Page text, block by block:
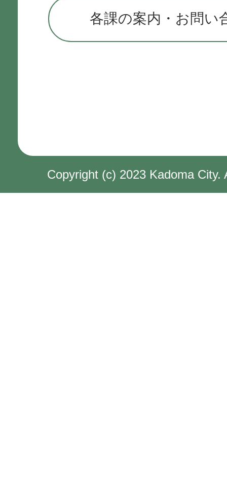
各課の案内・お問い
Copyright (c) 2023 Kadoma City.